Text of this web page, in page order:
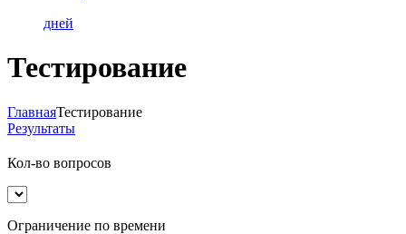
дней
Тестирование
ГлавнаяТестирование
Результаты
Кол-во вопросов
Ограничение по времени